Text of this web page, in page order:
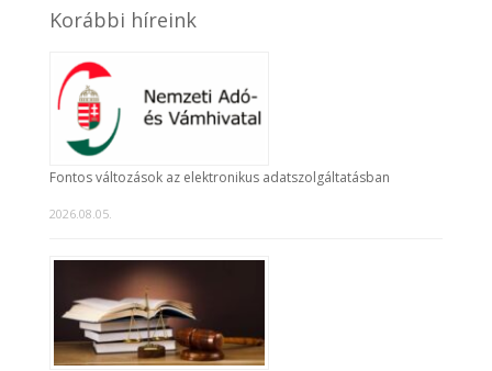
Korábbi híreink
Fontos változások az elektronikus adatszolgáltatásban
2026.08.05.